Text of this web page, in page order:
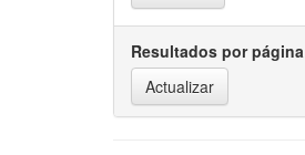
Resultados por página